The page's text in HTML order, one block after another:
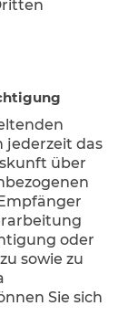
jederzeit das
über
oder
sowie zu
Sie sich